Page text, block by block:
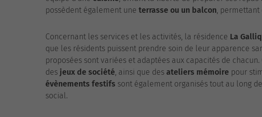
possèdent également une terrasse ou un balcon,
Concernant les services et les activités, la résidence La
que les résidents puissent prendre soin de leur apparence
proposées sont variées et adaptées aux capacités de
des jeux de société, ainsi que des ateliers mémoire pour
évènements festifs sont également organisés tout au long
social.